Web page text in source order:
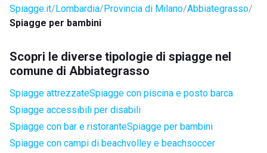
Spiagge.it Lombardia Provincia di Milano Abbiategrasso
Spiagge per bambini
Scopri le diverse tipologie di spiagge nel
comune di Abbiategrasso
Spiagge attrezzateSpiagge con piscina e posto barca
Spiagge accessibili per disabili
Spiagge con bar e ristoranteSpiagge per bambini
Spiagge con campi di beachvolley e beachsoccer